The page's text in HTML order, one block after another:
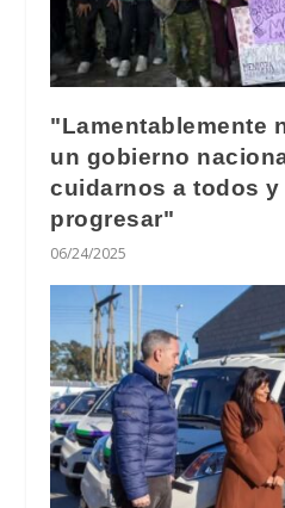
"Lamentablemente
un gobierno
cuidarnos a todos
progresar"
06/24/2025